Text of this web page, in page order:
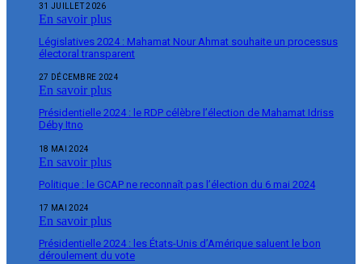
31 JUILLET 2026
En savoir plus
Législatives 2024 : Mahamat Nour Ahmat souhaite un processus
électoral transparent
27 DÉCEMBRE 2024
En savoir plus
Présidentielle 2024 : le RDP célèbre l’élection de Mahamat Idriss
Déby Itno
18 MAI 2024
En savoir plus
Politique : le GCAP ne reconnaît pas l’élection du 6 mai 2024
17 MAI 2024
En savoir plus
Présidentielle 2024 : les États-Unis d’Amérique saluent le bon
déroulement du vote